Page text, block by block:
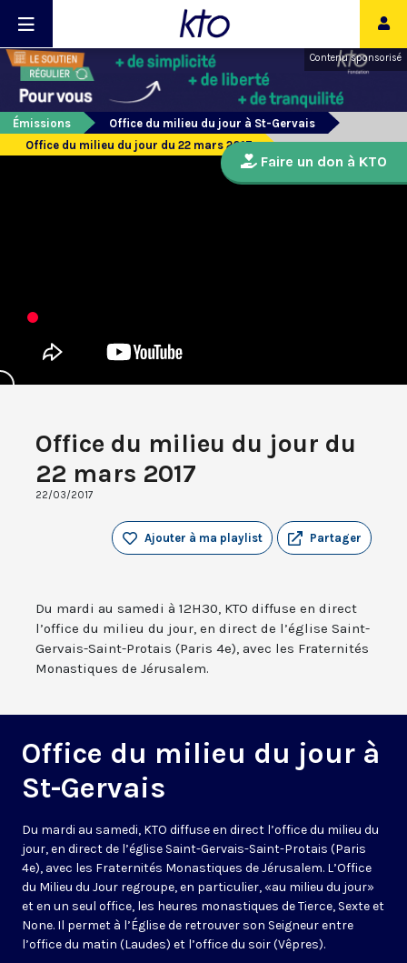
Contenu sponsorisé
Émissions
Office du milieu du jour à St-Gervais
Office du milieu du jour du 22 mars 2017
Office du milieu du jour du
22 mars 2017
22/03/2017
Partager
Ajouter à ma playlist
Du mardi au samedi à 12H30, KTO diffuse en direct
l’office du milieu du jour, en direct de l’église Saint-
Gervais-Saint-Protais (Paris 4e), avec les Fraternités
Monastiques de Jérusalem.
Office du milieu du jour à
St-Gervais
Du mardi au samedi, KTO diffuse en direct l’office du milieu du
jour, en direct de l’église Saint-Gervais-Saint-Protais (Paris
4e), avec les Fraternités Monastiques de Jérusalem. L’Office
du Milieu du Jour regroupe, en particulier, «au milieu du jour»
et en un seul office, les heures monastiques de Tierce, Sexte et
None. Il permet à l’Église de retrouver son Seigneur entre
l’office du matin (Laudes) et l’office du soir (Vêpres).
Faire un don à KTO